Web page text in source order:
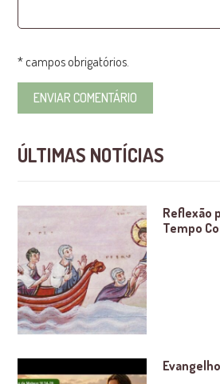
* campos obrigatórios.
ÚLTIMAS NOTÍCIAS
Reflexão
Tempo